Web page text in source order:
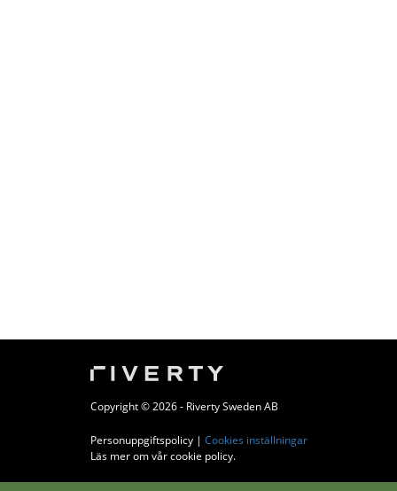
Copyright © 2026 - Riverty Sweden AB
Personuppgiftspolicy | Cookies inställningar
Läs mer om vår cookie policy.